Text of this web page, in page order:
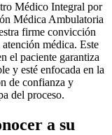
Médico Integral por
Médica Ambulatoria
firme convicción
médica. Este
el paciente garantiza
y esté enfocada en la
de confianza y
del proceso.
a su